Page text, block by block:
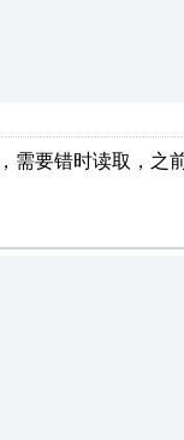
需要错时读取，之